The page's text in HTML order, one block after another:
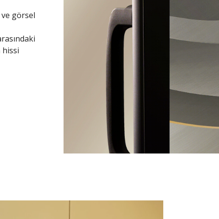
görsel
hissi